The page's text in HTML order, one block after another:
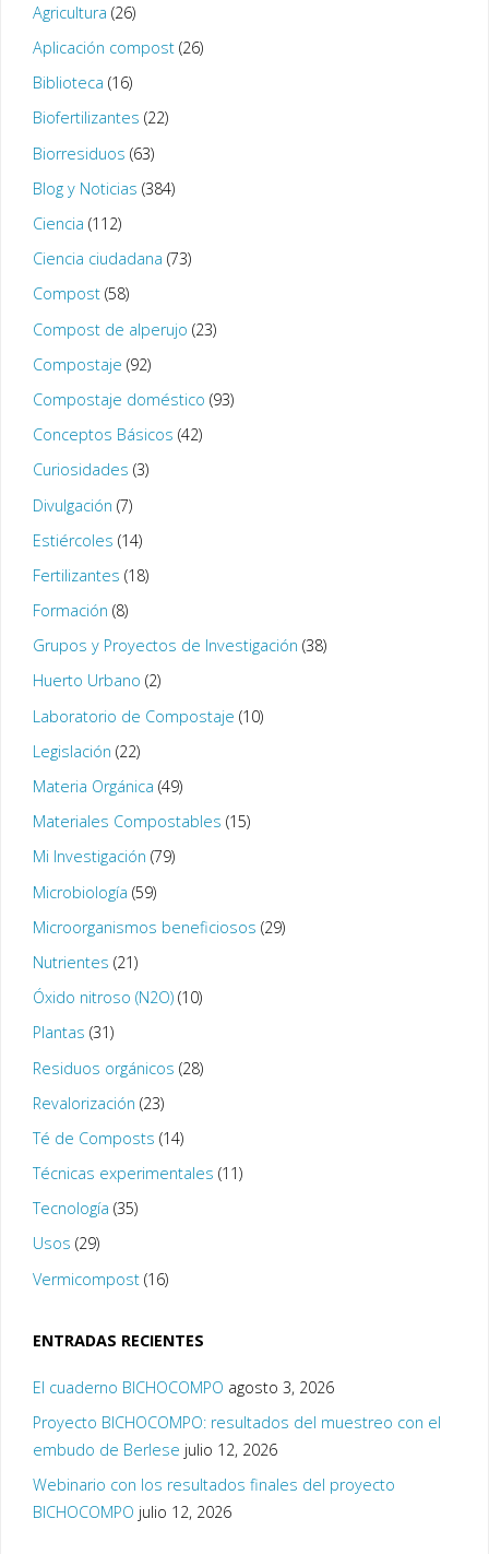
Agricultura (26)
Aplicación compost(26)
Biblioteca (16)
Biofertilizantes (22)
Biorresiduos (63)
Blog y Noticias (384)
Ciencia (112)
Ciencia ciudadana (73)
Compost(58)
Compost de alperujo (23)
Compostaje (92)
Compostaje doméstico (93)
Conceptos Básicos (42)
Curiosidades (3)
Divulgación (7)
Estiércoles (14)
Fertilizantes (18)
Formación (8)
Grupos y Proyectos de Investigación (38)
Huerto Urbano (2)
Laboratorio de Compostaje (10)
Legislación (22)
Materia Orgánica (49)
Materiales Compostables (15)
Mi Investigación (79)
Microbiología (59)
Microorganismos beneficiosos (29)
Nutrientes (21)
Óxido nitroso (N2O)(10)
Plantas (31)
Residuos orgánicos (28)
Revalorización (23)
Té de Composts (14)
Técnicas experimentales (11)
Tecnología (35)
Usos (29)
Vermicompost(16)
ENTRADAS RECIENTES
El cuaderno BICHOCOMPO agosto 3, 2026
Proyecto BICHOCOMPO: resultados del muestreo con el
embudo de Berlese julio 12, 2026
Webinario con los resultados finales del proyecto
BICHOCOMPO julio 12, 2026